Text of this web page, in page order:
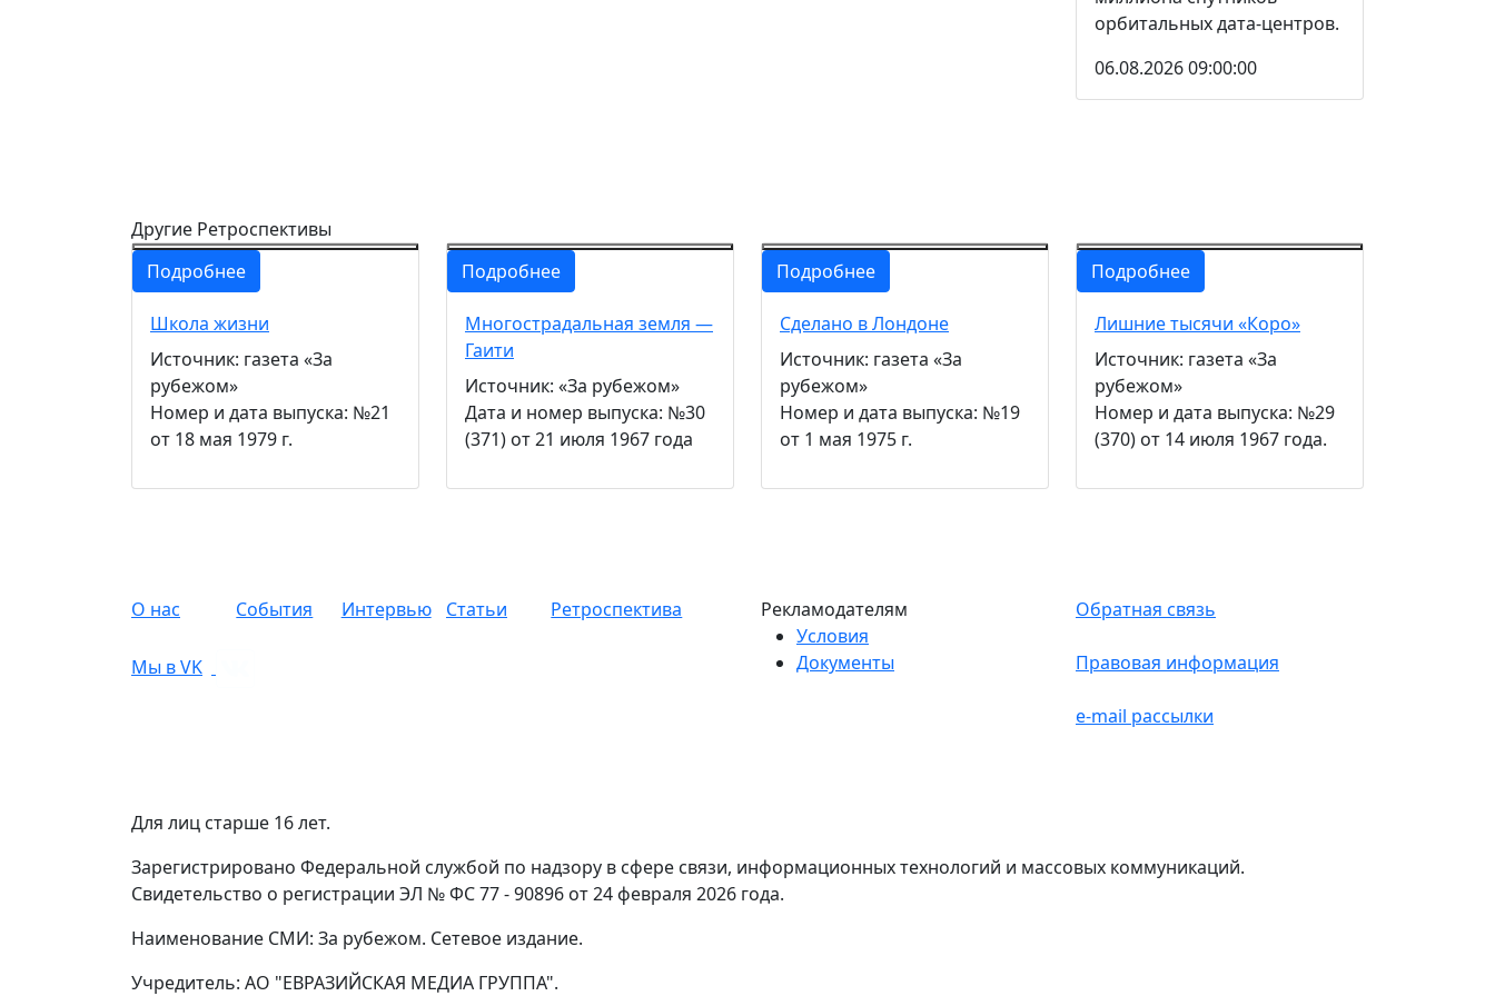
орбитальных дата-центров.
06.08.2026 09:00:00
Другие Ретроспективы
Подробнее
Школа жизни
Источник: газета «За
рубежом»
Номер и дата выпуска: №21
от 18 мая 1979 г.
Подробнее
Многострадальная земля —
Гаити
Источник: «За рубежом»
Дата и номер выпуска: №30
(371) от 21 июля 1967 года
Подробнее
Сделано в Лондоне
Источник: газета «За
рубежом»
Номер и дата выпуска: №19
от 1 мая 1975 г.
Подробнее
Лишние тысячи «Коро»
Источник: газета «За
рубежом»
Номер и дата выпуска: №29
(370) от 14 июля 1967 года.
О нас События Интервью Статьи Ретроспектива
Мы в VK
Рекламодателям
Условия
Документы
Обратная связь
Правовая информация
e-mail рассылки
Для лиц старше 16 лет.
Зарегистрировано Федеральной службой по надзору в сфере связи, информационных технологий и массовых коммуникаций.
Свидетельство о регистрации ЭЛ № ФС 77 - 90896 от 24 февраля 2026 года.
Наименование СМИ: За рубежом. Сетевое издание.
Учредитель: АО "ЕВРАЗИЙСКАЯ МЕДИА ГРУППА".